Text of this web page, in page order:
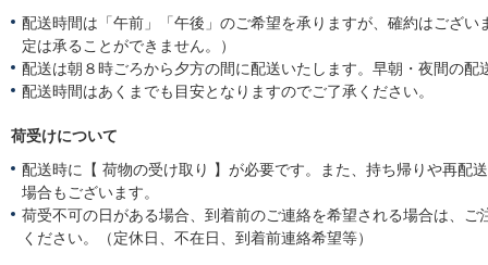
配送時間は「午前」「午後」のご希望を承りますが、確約はござい
定は承ることができません。）
配送は朝８時ごろから夕方の間に配送いたします。早朝・夜間の配
配送時間はあくまでも目安となりますのでご了承ください。
荷受けについて
配送時に【 荷物の受け取り 】が必要です。また、持ち帰りや再配
場合もございます。
荷受不可の日がある場合、到着前のご連絡を希望される場合は、ご
ください。（定休日、不在日、到着前連絡希望等）